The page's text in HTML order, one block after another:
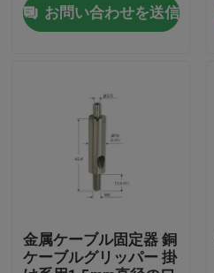
私達について
お問い合わせを送信
金属ケーブル固定器 銅
ケーブルグリッパー 掛